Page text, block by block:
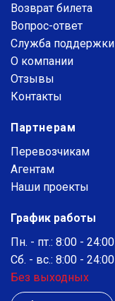
Возврат билета
Вопрос-ответ
Служба поддержки
О компании
Отзывы
Контакты
Партнерам
Перевозчикам
Агентам
Наши проекты
График работы
Пн. - пт.: 8:00 - 24:00
Сб. - вс.: 8:00 - 24:00
Без выходных